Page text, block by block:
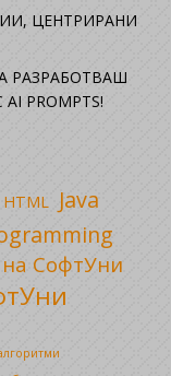
ЦЕНТРИРАНИ
РАЗРАБОТВАШ
PROMPTS!
HTML Java
СофтУни